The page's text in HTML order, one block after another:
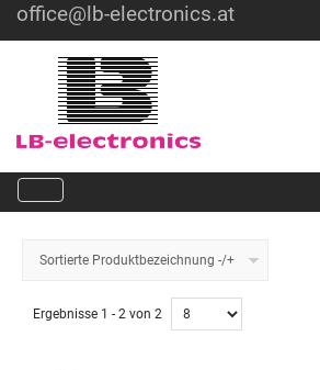
office@lb-electronics.at
Sortierte Produktbezeichnung -/+
Ergebnisse 1 - 2 von 2